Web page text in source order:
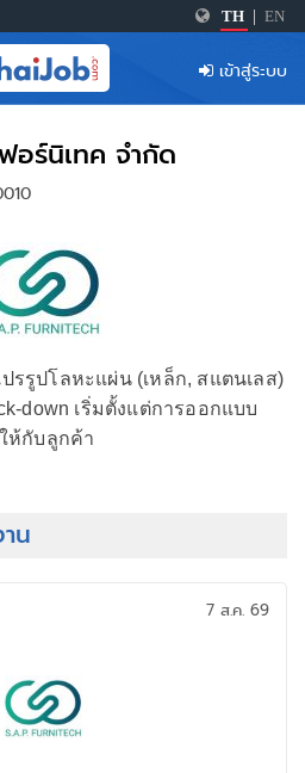
TH EN
เข้าสู่ระบบ
อร์นิเทค จำกัด
รรูปโลหะแผ่น (เหล็ก, สแตนเลส)
down เริ่มตั้งแต่การออกแบบ
ห้กับลูกค้า
น
7 ส.ค. 69